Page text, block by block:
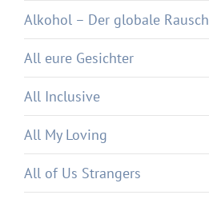
Alkohol – Der globale Rausch
All eure Gesichter
All Inclusive
All My Loving
All of Us Strangers